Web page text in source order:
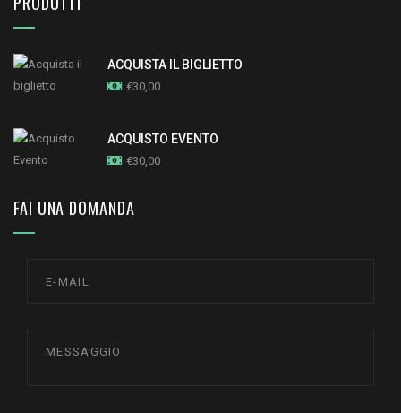
ACQUISTA IL BIGLIETTO
€30,00
ACQUISTO EVENTO
€30,00
FAI UNA DOMANDA